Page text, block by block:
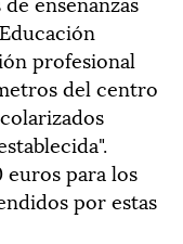
profesional
del centro
euros para los
por estas